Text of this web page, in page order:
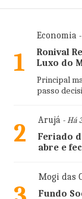
1
Economia-
Ronival
Luxo do
Principal
passo
2 Arujá- Há
Feriado
abre e
Mogi das
Fundo